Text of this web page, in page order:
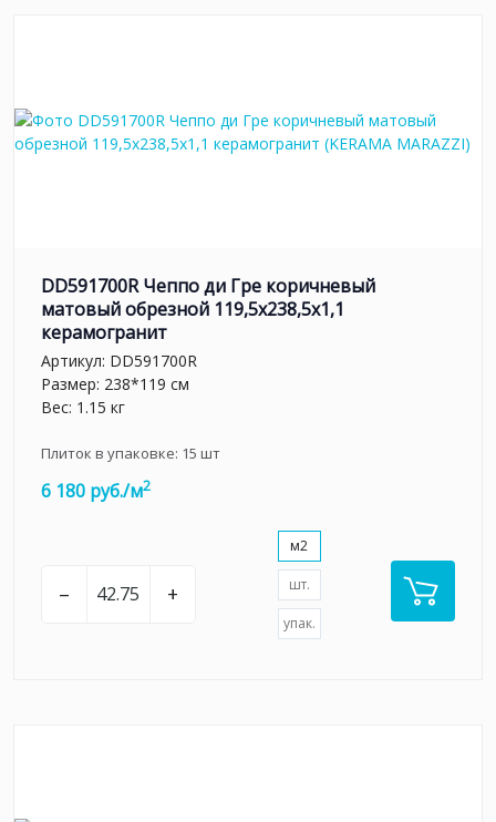
DD591700R Чеппо ди Гре коричневый
матовый обрезной 119,5x238,5x1,1
керамогранит
Артикул: DD591700R
Размер: 238*119 см
Вес: 1.15 кг
Плиток в упаковке: 15 шт
6 180 руб./м2
– +
м2
шт.
упак.